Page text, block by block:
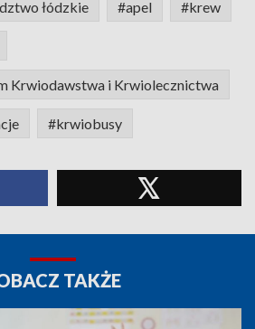
łódzkie #apel #krew
Krwiodawstwa i Krwiolecznictwa
#krwiobusy
TAKŻE